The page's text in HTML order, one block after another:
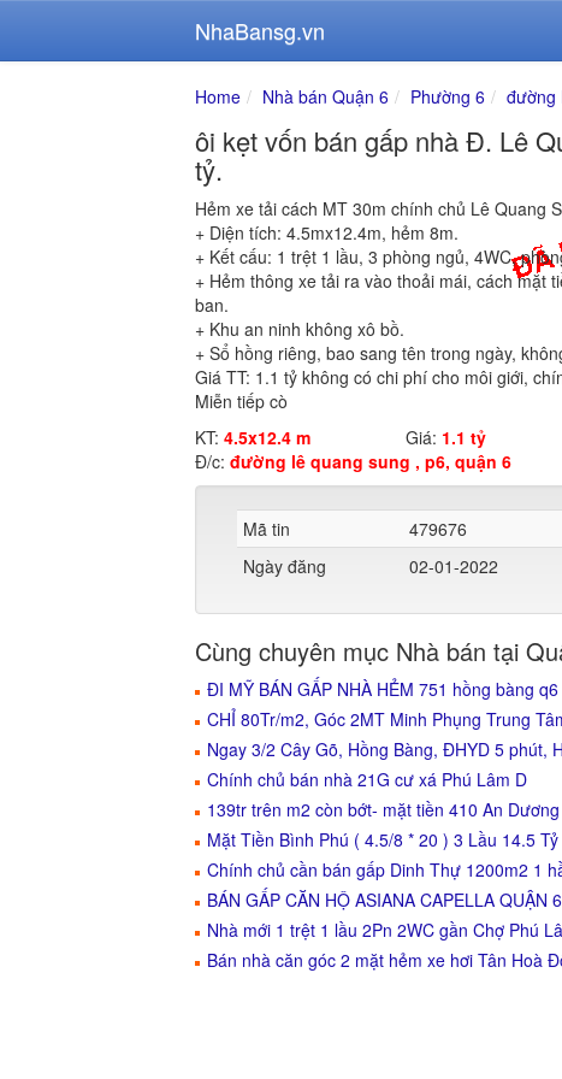
NhaBansg.vn
Home Nhà bán Quận 6 Phường 6 đường
ôi kẹt vốn bán gấp nhà Đ. Lê
tỷ.
Hẻm xe tải cách MT 30m chính chủ Lê Quang
+ Diện tích: 4.5mx12.4m, hẻm 8m.
+ Kết cấu: 1 trệt 1 lầu, 3 phòng ngủ, 4WC,
+ Hẻm thông xe tải ra vào thoải mái, cách mặt
ban.
+ Khu an ninh không xô bồ.
+ Sổ hồng riêng, bao sang tên trong ngày,
Giá TT: 1.1 tỷ không có chi phí cho môi giới,
Miễn tiếp cò
KT: 4.5x12.4 m Giá: 1.1 tỷ
Đ/c: đường lê quang sung , p6, quận 6
Mã tin
479676
Ngày đăng
02-01-2022
Cùng chuyên mục Nhà bán tại
ĐI MỸ BÁN GẤP NHÀ HẺM 751 hồng bàng
CHỈ 80Tr/m2, Góc 2MT Minh Phụng Trung
Ngay 3/2 Cây Gõ, Hồng Bàng, ĐHYD 5 phút,
Chính chủ bán nhà 21G cư xá Phú Lâm D
139tr trên m2 còn bớt- mặt tiền 410 An
Mặt Tiền Bình Phú ( 4.5/8 * 20 ) 3 Lầu 14.5 Tỷ
Chính chủ cần bán gấp Dinh Thự 1200m2 1
BÁN GẤP CĂN HỘ ASIANA CAPELLA QUẬN
Nhà mới 1 trệt 1 lầu 2Pn 2WC gần Chợ Phú
Bán nhà căn góc 2 mặt hẻm xe hơi Tân Hoà